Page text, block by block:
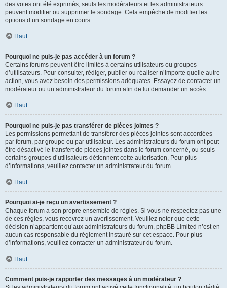
des votes ont été exprimés, seuls les modérateurs et les administrateurs
peuvent modifier ou supprimer le sondage. Cela empêche de modifier les
options d’un sondage en cours.
Haut
Pourquoi ne puis-je pas accéder à un forum ?
Certains forums peuvent être limités à certains utilisateurs ou groupes
d’utilisateurs. Pour consulter, rédiger, publier ou réaliser n’importe quelle autre
action, vous avez besoin des permissions adéquates. Essayez de contacter un
modérateur ou un administrateur du forum afin de lui demander un accès.
Haut
Pourquoi ne puis-je pas transférer de pièces jointes ?
Les permissions permettant de transférer des pièces jointes sont accordées
par forum, par groupe ou par utilisateur. Les administrateurs du forum ont peut-
être désactivé le transfert de pièces jointes dans le forum concerné, ou seuls
certains groupes d’utilisateurs détiennent cette autorisation. Pour plus
d’informations, veuillez contacter un administrateur du forum.
Haut
Pourquoi ai-je reçu un avertissement ?
Chaque forum a son propre ensemble de règles. Si vous ne respectez pas une
de ces règles, vous recevrez un avertissement. Veuillez noter que cette
décision n’appartient qu’aux administrateurs du forum, phpBB Limited n’est en
aucun cas responsable du règlement instauré sur cet espace. Pour plus
d’informations, veuillez contacter un administrateur du forum.
Haut
Comment puis-je rapporter des messages à un modérateur ?